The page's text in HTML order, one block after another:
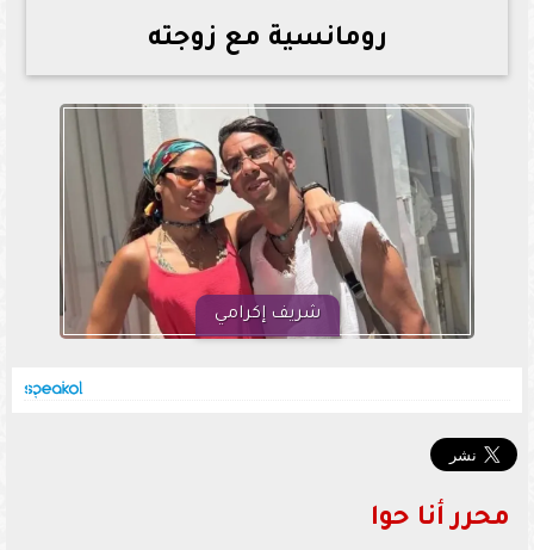
رومانسية مع زوجته
شريف إكرامي
محرر أنا حوا